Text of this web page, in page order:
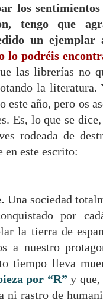
los
tengo que
un ejemplar
lo podréis
las librerías no
la
este año, pero os
Es, lo que se
rodeada de
en este escrito:
Una sociedad
por
la tierra de
a nuestro
tiempo lleva
por “R” y que,
ni rastro de